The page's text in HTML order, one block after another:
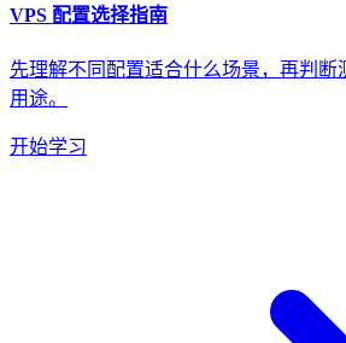
VPS 配置选择指南
先理解不同配置适合什么场景，再判断
用途。
开始学习